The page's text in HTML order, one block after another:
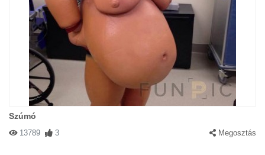
Szúmó
13789 3 Megosztás